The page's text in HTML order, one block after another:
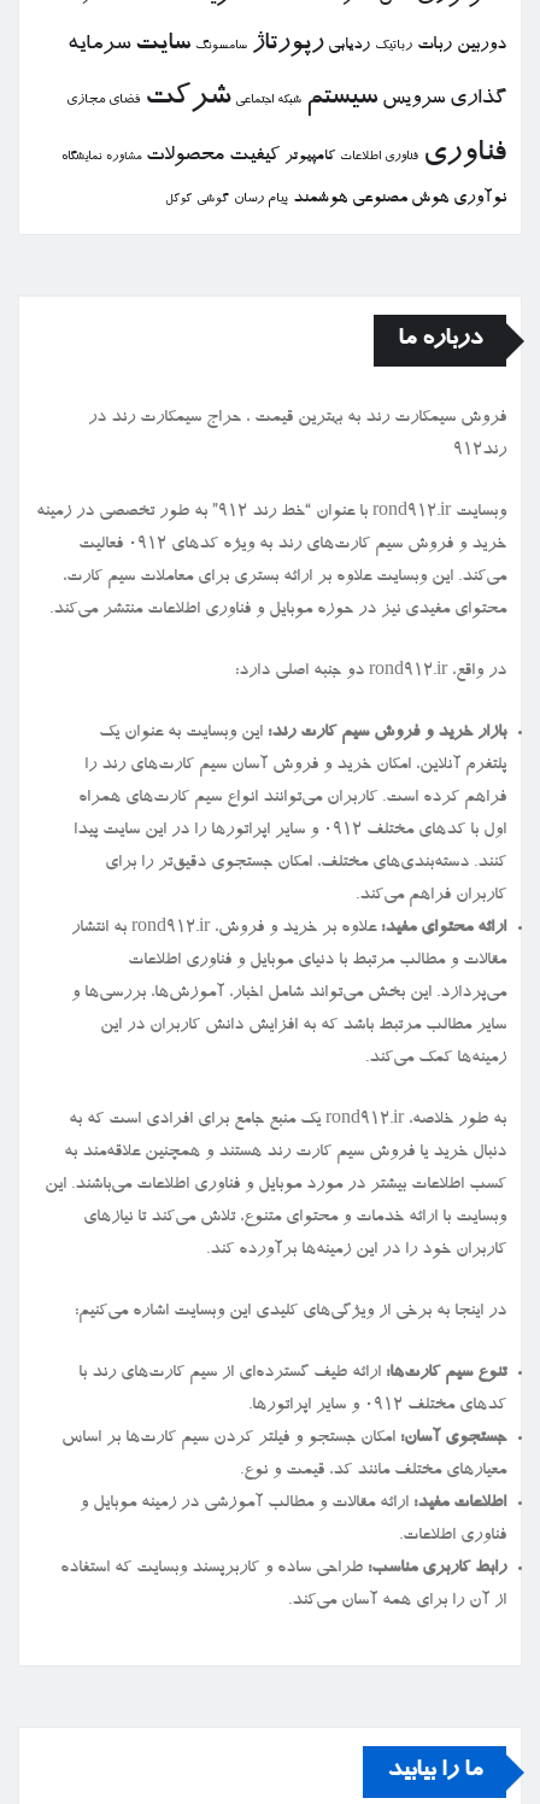
دوربین ربات رباتیك ردیابی رپورتاژ سامسونگ سایت سرمایه
گذاری سرویس سیستم شبكه اجتماعی شركت فضای مجازی
فناوری فناوری اطلاعات كامپیوتر كیفیت محصولات مشاوره نمایشگاه
نوآوری هوش مصنوعی هوشمند پیام رسان گوشی گوگل
درباره ما
فروش سیمكارت رند به بهترین قیمت ، حراج سیمكارت رند در
رند912
وبسایت rond912.ir با عنوان “خط رند ۹۱۲” به طور تخصصی در زمینه
خرید و فروش سیم کارت‌های رند به ویژه کدهای ۰۹۱۲ فعالیت
می‌کند. این وبسایت علاوه بر ارائه بستری برای معاملات سیم کارت،
محتوای مفیدی نیز در حوزه موبایل و فناوری اطلاعات منتشر می‌کند.
در واقع، rond912.ir دو جنبه اصلی دارد:
بازار خرید و فروش سیم کارت رند: این وبسایت به عنوان یک
پلتفرم آنلاین، امکان خرید و فروش آسان سیم کارت‌های رند را
فراهم کرده است. کاربران می‌توانند انواع سیم کارت‌های همراه
اول با کدهای مختلف ۰۹۱۲ و سایر اپراتورها را در این سایت پیدا
کنند. دسته‌بندی‌های مختلف، امکان جستجوی دقیق‌تر را برای
کاربران فراهم می‌کند.
ارائه محتوای مفید:
علاوه بر خرید و فروش، rond912.ir به انتشار
مقالات و مطالب مرتبط با دنیای موبایل و فناوری اطلاعات
می‌پردازد. این بخش می‌تواند شامل اخبار، آموزش‌ها، بررسی‌ها و
سایر مطالب مرتبط باشد که به افزایش دانش کاربران در این
زمینه‌ها کمک می‌کند.
به طور خلاصه، rond912.ir یک منبع جامع برای افرادی است که به
دنبال خرید یا فروش سیم کارت رند هستند و همچنین علاقه‌مند به
کسب اطلاعات بیشتر در مورد موبایل و فناوری اطلاعات می‌باشند. این
وبسایت با ارائه خدمات و محتوای متنوع، تلاش می‌کند تا نیازهای
کاربران خود را در این زمینه‌ها برآورده کند.
در اینجا به برخی از ویژگی‌های کلیدی این وبسایت اشاره می‌کنیم:
تنوع سیم کارت‌ها: ارائه طیف گسترده‌ای از سیم کارت‌های رند با
کدهای مختلف ۰۹۱۲ و سایر اپراتورها.
جستجوی آسان: امکان جستجو و فیلتر کردن سیم کارت‌ها بر اساس
معیارهای مختلف مانند کد، قیمت و نوع.
اطلاعات مفید: ارائه مقالات و مطالب آموزشی در زمینه موبایل و
فناوری اطلاعات.
رابط کاربری مناسب: طراحی ساده و کاربرپسند وبسایت که استفاده
از آن را برای همه آسان می‌کند.
ما را بیابید